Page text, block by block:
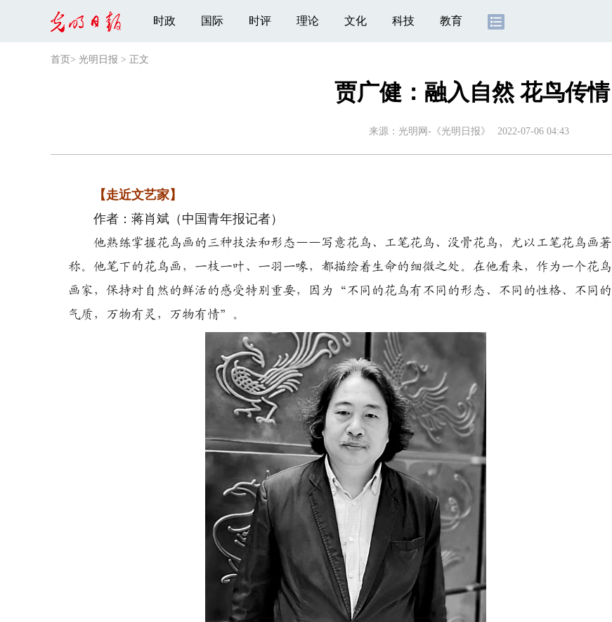
时政 国际 时评 理论 文化 科技 教育
首页 > 光明日报 > 正文
贾广健：融入自然 花鸟传情
来源： 光明网-《光明日报》 2022-07-06 04:43
【走近文艺家】
作者：蒋肖斌（中国青年报记者）
他熟练掌握花鸟画的三种技法和形态——写意花鸟、工笔花鸟、没骨花鸟，尤以工笔花鸟画著
称。他笔下的花鸟画，一枝一叶、一羽一喙，都描绘着生命的细微之处。在他看来，作为一个花鸟
画家，保持对自然的鲜活的感受特别重要，因为“不同的花鸟有不同的形态、不同的性格、不同的
气质，万物有灵，万物有情”。